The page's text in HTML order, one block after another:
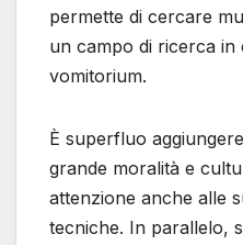
permette di cercare
un campo di ricerca in
vomitorium.
È superfluo
grande moralità e
attenzione anche alle
tecniche. In parallelo,